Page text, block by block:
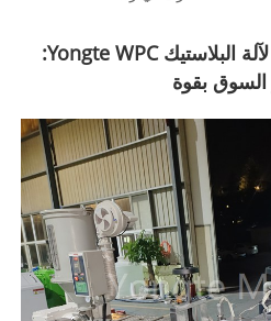
معدات البثق المشترك لآلة البلاستيك Yongte WPC:
بقوة